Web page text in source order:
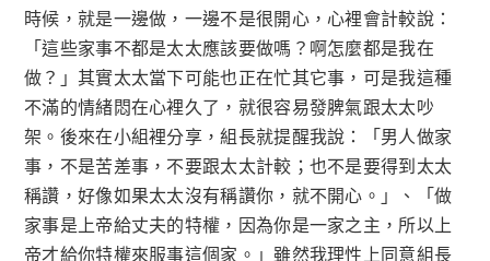
時候，就是一邊做，一邊不是很開心，心裡會計較說：
「這些家事不都是太太應該要做嗎？啊怎麼都是我在
做？」其實太太當下可能也正在忙其它事，可是我這種
不滿的情緒悶在心裡久了，就很容易發脾氣跟太太吵
架。後來在小組裡分享，組長就提醒我說：「男人做家
事，不是苦差事，不要跟太太計較；也不是要得到太太
稱讚，好像如果太太沒有稱讚你，就不開心。」、「做
家事是上帝給丈夫的特權，因為你是一家之主，所以上
帝才給你特權來服事這個家。」雖然我理性上同意組長